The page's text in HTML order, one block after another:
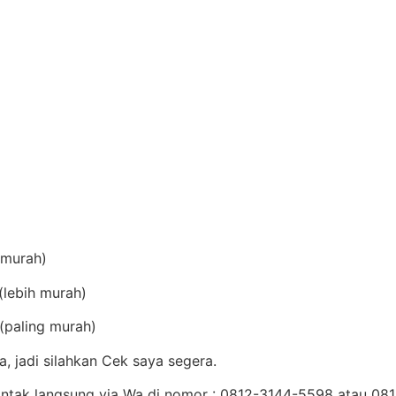
murah)
murah)
jadi silahkan Cek saya segera.